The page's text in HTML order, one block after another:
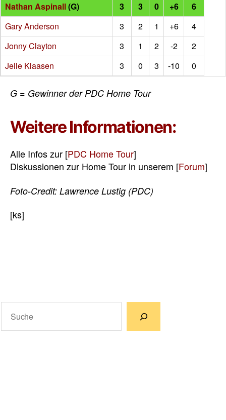
Nathan Aspinall(G) 3 3 0 +6
6
Gary Anderson
3 2 1 +6
4
Jonny Clayton
3 1 2 -2
2
Jelle Klaasen
3 0 3 -10 0
G = Gewinner der PDC Home Tour
Weitere Informationen:
Alle Infos zur [PDC Home Tour]
Diskussionen zur Home Tour in unserem [Forum]
Foto-Credit: Lawrence Lustig (PDC)
[ks]